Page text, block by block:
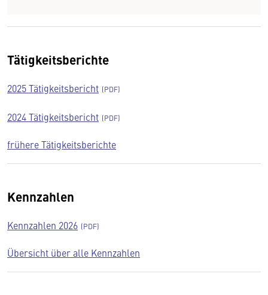
Tätigkeitsberichte
2025 Tätigkeitsbericht
2024 Tätigkeitsbericht
frühere Tätigkeitsberichte
Kennzahlen
Kennzahlen 2026
Übersicht über alle Kennzahlen